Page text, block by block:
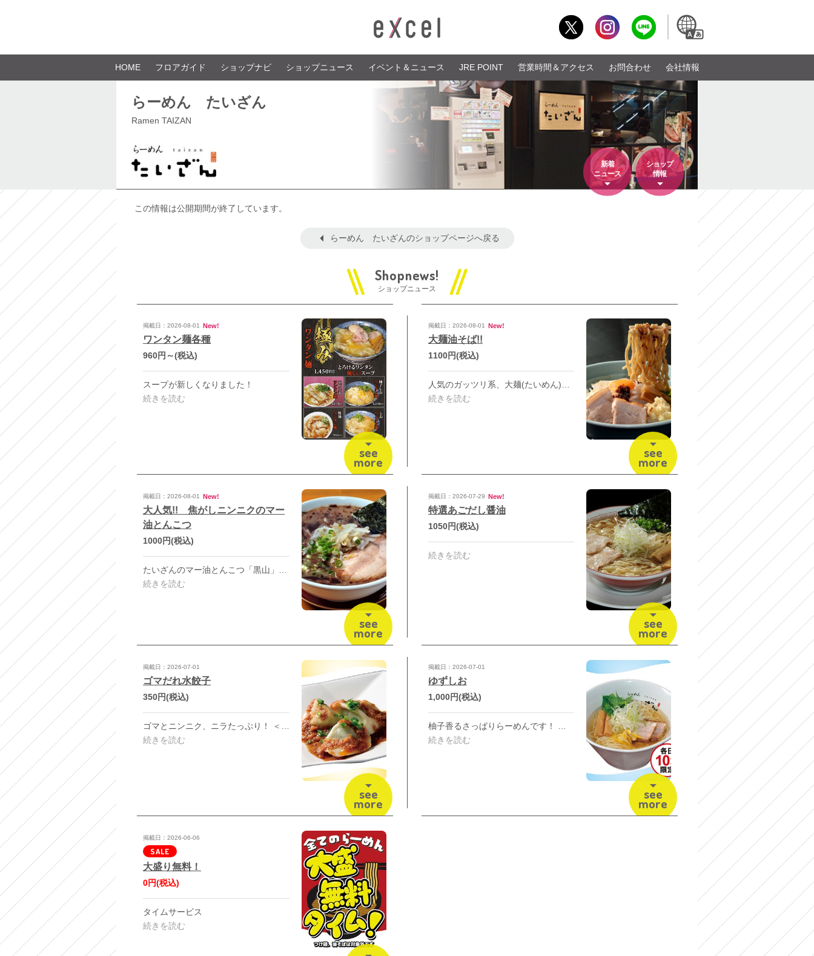
HOME フロアガイド ショップナビ ショップニュース イベント＆ニュース JRE POINT 営業時間＆アクセス お問合わせ 会社情報
らーめん たいざん
Ramen TAIZAN
新着
ニュース
ショップ
情報
この情報は公開期間が終了しています。
らーめん たいざんのショップページへ戻る
ショップニュース
掲載日：2026-08-01 New!
ワンタン麺各種
960円～(税込)
スープが新しくなりました！
続きを読む
see
more
掲載日：2026-08-01 New!
大麺油そば!!
1100円(税込)
人気のガッツリ系、大麺(たいめん)を汁なしで!! えび香るたいざんオリジナル「えびラー油」が味の決め手です。
続きを読む
see
more
掲載日：2026-08-01 New!
大人気!! 焦がしニンニクのマー
油とんこつ
1000円(税込)
たいざんのマー油とんこつ「黒山」くろやま 自家製とんこつスープと焦しニンニクのコク深いラーメンです。
続きを読む
see
more
掲載日：2026-07-29 New!
特選あごだし醤油
1050円(税込)
続きを読む
see
more
掲載日：2026-07-01
ゴマだれ水餃子
350円(税込)
ゴマとニンニク、ニラたっぷり！ ＜夏のスタミナ VS さっぱりメニュー＞ 7/1(水)～8/16(日)まで
続きを読む
see
more
掲載日：2026-07-01
ゆずしお
1,000円(税込)
柚子香るさっぱりらーめんです！ ＜夏のスタミナ VS さっぱりメニュー＞ 7/1(水)～8/16(日)まで
続きを読む
see
more
掲載日：2026-06-06
SALE
大盛り無料！
0円(税込)
タイムサービス
続きを読む